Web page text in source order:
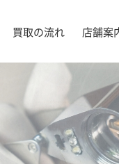
古銭・古紙幣
おもちゃ・人形
ブランド品
買取の流れ 店舗案
店舗ブログ